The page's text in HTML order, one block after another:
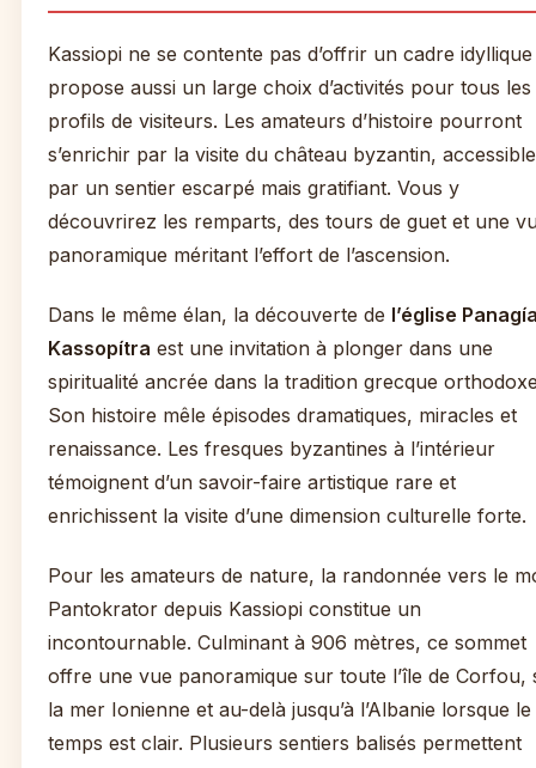
Kassiopi ne se contente pas d’offrir un cadre
propose aussi un large choix d’activités pour tous les
profils de visiteurs. Les amateurs d’histoire pourront
s’enrichir par la visite du château byzantin, accessible
par un sentier escarpé mais gratifiant. Vous y
découvrirez les remparts, des tours de guet et une
panoramique méritant l’effort de l’ascension.
Dans le même élan, la découverte de l’église
Kassopítra est une invitation à plonger dans une
spiritualité ancrée dans la tradition grecque
Son histoire mêle épisodes dramatiques, miracles et
renaissance. Les fresques byzantines à l’intérieur
témoignent d’un savoir-faire artistique rare et
enrichissent la visite d’une dimension culturelle forte.
Pour les amateurs de nature, la randonnée vers le
Pantokrator depuis Kassiopi constitue un
incontournable. Culminant à 906 mètres, ce sommet
offre une vue panoramique sur toute l’île de Corfou,
la mer Ionienne et au-delà jusqu’à l’Albanie lorsque le
temps est clair. Plusieurs sentiers balisés permettent